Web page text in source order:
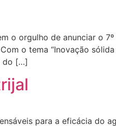
o orgulho de anunciar o
o tema “Inovação
do […]
para a eficácia do